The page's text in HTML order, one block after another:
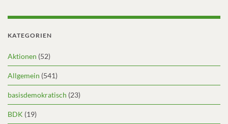
KATEGORIEN
Aktionen (52)
Allgemein (541)
basisdemokratisch (23)
BDK (19)